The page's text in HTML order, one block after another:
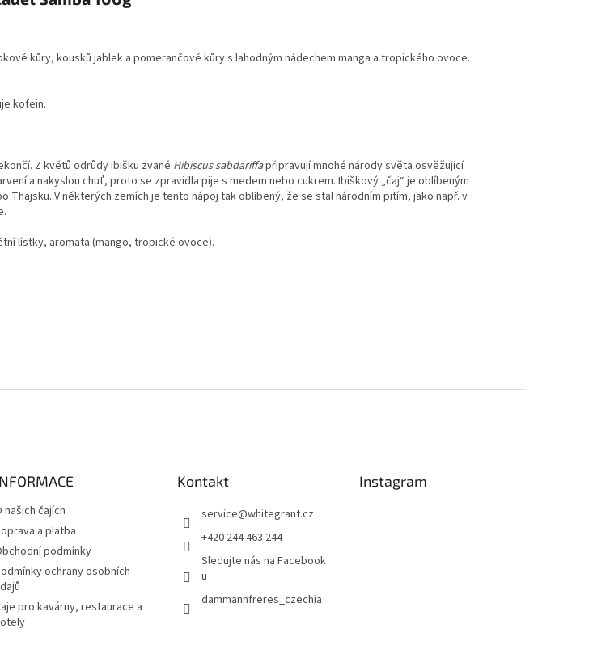
kůry, kousků jablek a pomerančové kůry s lahodným nádechem manga a tropického ovoce.
kofein.
Z květů odrůdy ibišku zvané Hibiscus sabdariffapřipravují mnohé národy světa osvěžující
a nakyslou chuť, proto se zpravidla pije s medem nebo cukrem. Ibiškový „čaj“ je oblíbeným
V některých zemích je tento nápoj tak oblíbený, že se stal národním pitím, jako např. v
lístky, aromata (mango, tropické ovoce).
našich čajích
a platba
podmínky
ochrany osobních
pro kavárny, restaurace a
Kontakt
service@whitegrant.cz
+420 244 463 244
Sledujte nás na Facebook
u
dammannfreres_czechia
Instagram